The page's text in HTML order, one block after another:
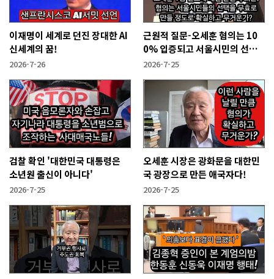
이재명이 세계로 던진 장대한 AI
신세계의 꿈!
2026-7-26
근원적 질문-오세훈 혐의는 10
0% 입증되고 서울시민의 선택
을 무효화시킬 만큼 무겁나?
2026-7-25
검찰 확인 '대한민국 대통령은
소년원 출신이 아니다'
2026-7-25
오세훈 시장은 광화문을 대한민
국 광장으로 만든 애국자다!
2026-7-25